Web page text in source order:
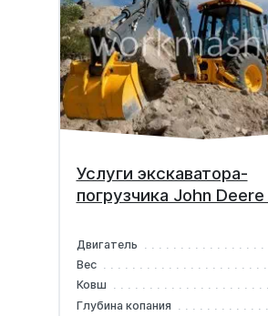
Услуги экскаватора-
погрузчика John
Двигатель
Вес
Ковш
Глубина копания